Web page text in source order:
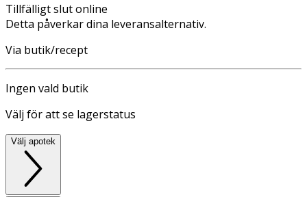
Tillfälligt slut online
Detta påverkar dina leveransalternativ.
Via butik/recept
Ingen vald butik
Välj för att se lagerstatus
Välj apotek